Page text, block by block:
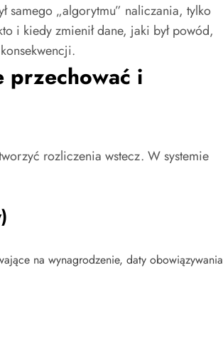
samego „algorytmu” naliczania, tylko
i kiedy zmienił dane, jaki był powód,
przechować i
rozliczenia wstecz. W systemie
na wynagrodzenie, daty obowiązywania